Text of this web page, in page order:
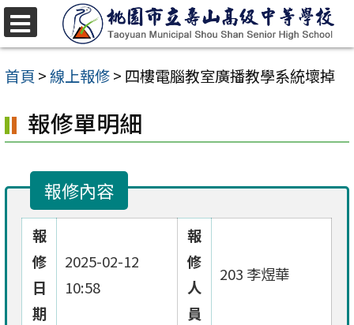
跳
至
主
內
容
首頁 >線上報修> 四樓電腦教室廣播教學系統壞掉
報修單明細
報修內容
報
修
日
期
2025-02-12
10:58
報
修
人
員
203 李煜華
選
單